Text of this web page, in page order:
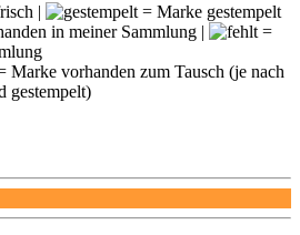
|
= Marke gestempelt
in meiner Sammlung |
=
Marke vorhanden zum Tausch (je nach
gestempelt)